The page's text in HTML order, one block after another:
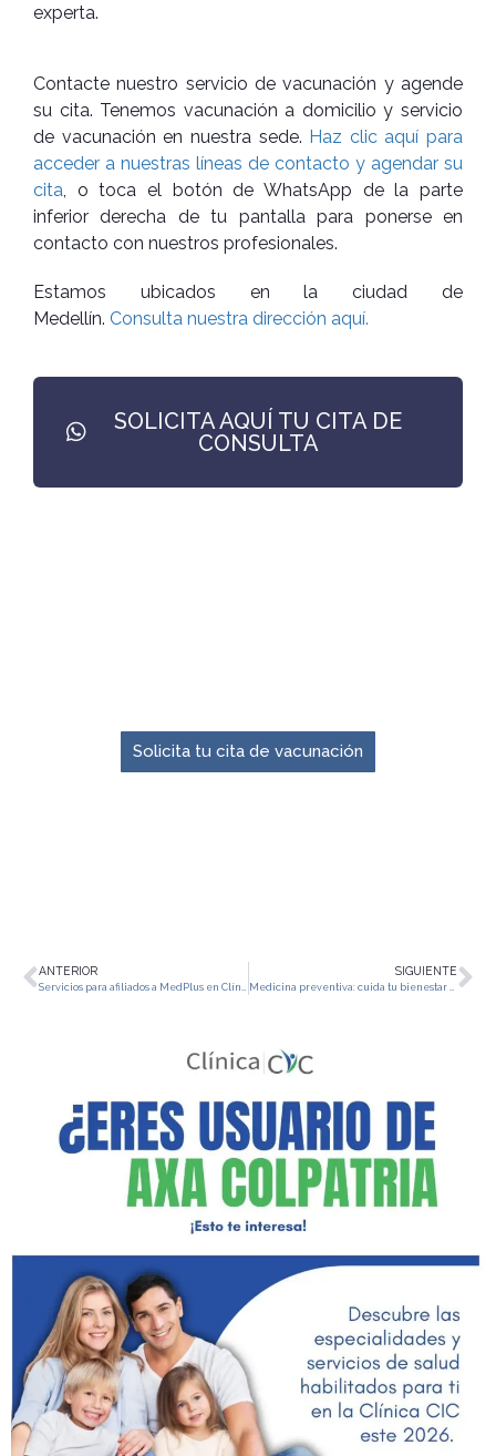
experta.
Contacte nuestro servicio de vacunación y agende
su cita. Tenemos vacunación a domicilio y servicio
de vacunación en nuestra sede. Haz clic aquí para
acceder a nuestras líneas de contacto y agendar su
cita, o toca el botón de WhatsApp de la parte
inferior derecha de tu pantalla para ponerse en
contacto con nuestros profesionales.
Estamos ubicados en la ciudad de
Medellín. Consulta nuestra dirección aquí.
SOLICITA AQUÍ TU CITA DE
CONSULTA
Solicita tu cita de vacunación
ANTERIOR SIGUIENTE